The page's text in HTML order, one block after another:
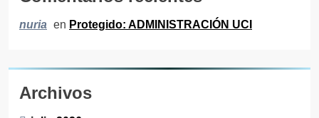
nuria en Protegido: ADMINISTRACIÓN UCI
Archivos